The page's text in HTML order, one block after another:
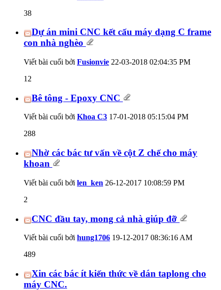
38
Dự án mini CNC kết cấu máy dạng C frame
con nhà nghèo
Viết bài cuối bởi Fusionvie 22-03-2018 02:04:35 PM
12
Bê tông - Epoxy CNC
Viết bài cuối bởi Khoa C3 17-01-2018 05:15:04 PM
288
Nhờ các bác tư vấn về cột Z chế cho máy
khoan
Viết bài cuối bởi len_ken 26-12-2017 10:08:59 PM
2
CNC đầu tay, mong cả nhà giúp đỡ
Viết bài cuối bởi hung1706 19-12-2017 08:36:16 AM
489
Xin các bác ít kiến thức về dán taplong cho
máy CNC.